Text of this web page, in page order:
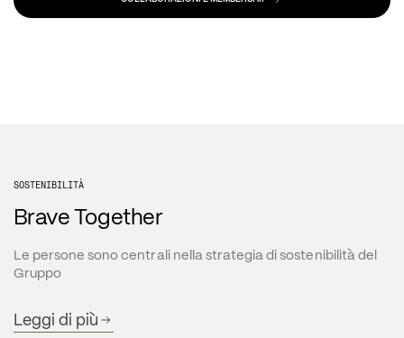
SOSTENIBILITÀ
Brave Together
Le persone sono centrali nella strategia di sostenibilità del
Gruppo
Leggi di più